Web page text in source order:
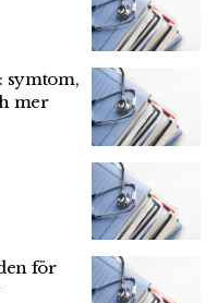
symtom,
mer
för